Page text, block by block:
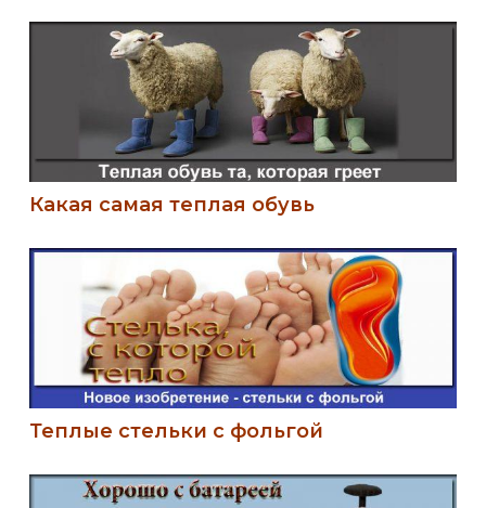
Какая самая теплая обувь
Теплые стельки с фольгой